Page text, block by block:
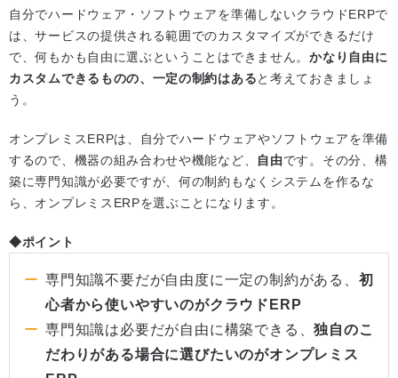
自分でハードウェア・ソフトウェアを準備しないクラウドERPで
は、サービスの提供される範囲でのカスタマイズができるだけ
で、何もかも自由に選ぶということはできません。かなり自由に
カスタムできるものの、一定の制約はあると考えておきましょ
う。
オンプレミスERPは、自分でハードウェアやソフトウェアを準備
するので、機器の組み合わせや機能など、
自由です。その分、構
築に専門知識が必要ですが、何の制約もなくシステムを作るな
ら、オンプレミスERPを選ぶことになります。
◆ポイント
専門知識不要だが自由度に一定の制約がある、 初
心者から使いやすいのがクラウドERP
専門知識は必要だが自由に構築できる、独自のこ
だわりがある場合に選びたいのがオンプレミス